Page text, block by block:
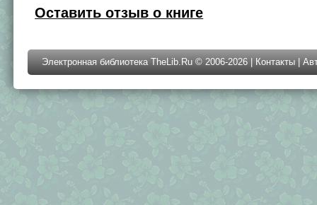
Оставить отзыв о книге
Электронная библиотека TheLib.Ru © 2006-2026 | Контакты |